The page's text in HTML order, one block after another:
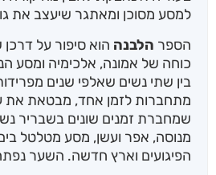
למסע מסוכן ומאתגר שיעצב את
הספר הלבנה הוא סיפור על דרכן
כוחה של אמונה, אלכימיה ומסע
בין שתי נשים שאלפי שנים
מתחברות לזמן אחד, מבטאת את
שמחברת זמנים שונים בשבריר
מנוסה, אפר ועשן, מסע מטלטל
הפיגועים וארץ חדשה. השער